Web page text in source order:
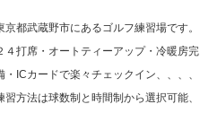
京都武蔵野市にあるゴルフ練習場です。
４打席・オートティーアップ・冷暖房完
・ICカードで楽々チェックイン、、、、
習方法は球数制と時間制から選択可能、